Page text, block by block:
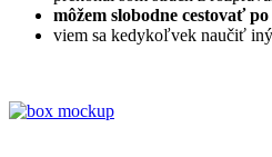
môžem slobodne cestovať
viem sa kedykoľvek naučiť